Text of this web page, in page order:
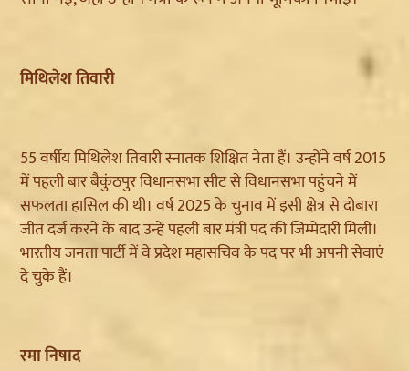
मिथिलेश तिवारी
55 वर्षीय मिथिलेश तिवारी स्नातक शिक्षित नेता हैं। उन्होंने वर्ष 2015
में पहली बार बैकुंठपुर विधानसभा सीट से विधानसभा पहुंचने में
सफलता हासिल की थी। वर्ष 2025 के चुनाव में इसी क्षेत्र से दोबारा
जीत दर्ज करने के बाद उन्हें पहली बार मंत्री पद की जिम्मेदारी मिली।
भारतीय जनता पार्टी में वे प्रदेश महासचिव के पद पर भी अपनी सेवाएं
दे चुके हैं।
रमा निषाद